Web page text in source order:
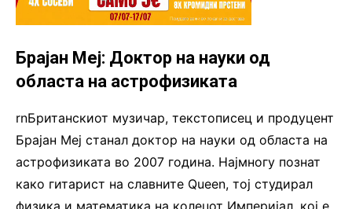
Брајан Меј: Доктор на науки од
областа на астрофизиката
rnБританскиот музичар, текстописец и продуцент
Брајан Меј станал доктор на науки од областа на
астрофизиката во 2007 година. Најмногу познат
како гитарист на славните Queen, тој студирал
физика и математика на колеџот Империјал, кој е